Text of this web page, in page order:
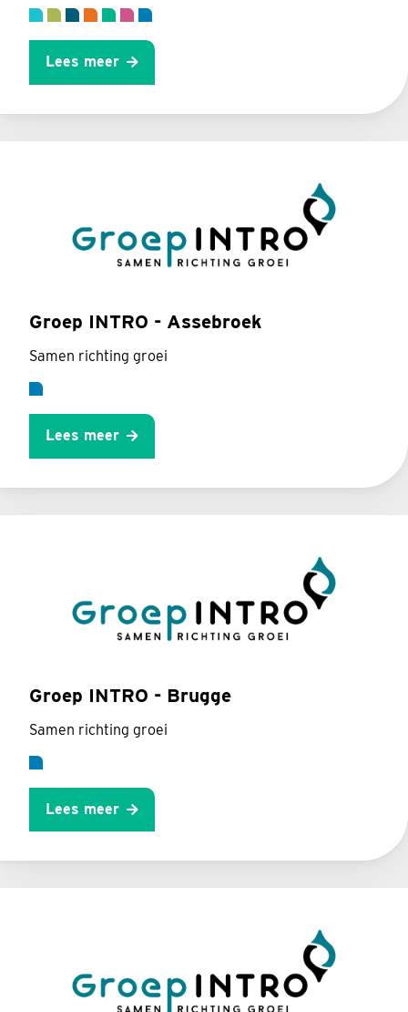
Lees meer
Groep INTRO - Assebroek
Samen richting groei
Lees meer
Groep INTRO - Brugge
Samen richting groei
Lees meer